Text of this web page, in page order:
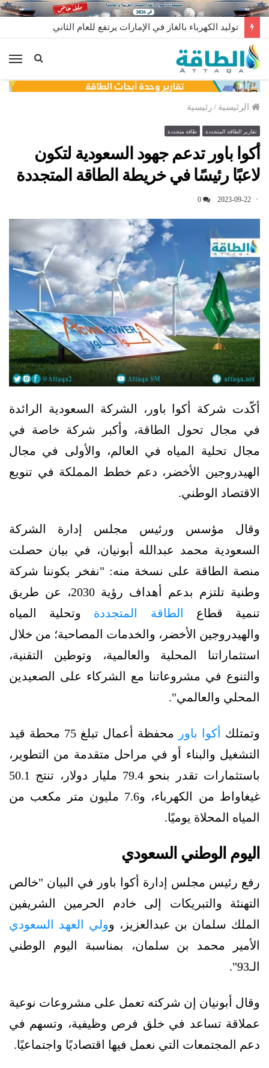
توليد الكهرباء بالغاز في الإمارات يرتفع للعام الثاني
الرئيسية /رئيسية
تقارير الطاقة المتجددة طاقة متجددة
أكوا باور تدعم جهود السعودية لتكون
لاعبًا رئيسًا في خريطة الطاقة المتجددة
2023-09-22
0
أكّدت شركة أكوا باور، الشركة السعودية الرائدة
في مجال تحول الطاقة، وأكبر شركة خاصة في
مجال تحلية المياه في العالم، والأولى في مجال
الهيدروجين الأخضر، دعم خطط المملكة في تنويع
الاقتصاد الوطني.
وقال مؤسس ورئيس مجلس إدارة الشركة
السعودية محمد عبدالله أبونيان، في بيان حصلت
منصة الطاقة على نسخة منه: "نفخر بكوننا شركة
وطنية تلتزم بدعم أهداف رؤية 2030، عن طريق
تنمية قطاع الطاقة المتجددة وتحلية المياه
والهيدروجين الأخضر، والخدمات المصاحبة؛ من خلال
استثماراتنا المحلية والعالمية، وتوطين التقنية،
والتنوع في مشروعاتنا مع الشركاء على الصعيدين
المحلي والعالمي".
وتمتلك أكوا باور
محفظة أعمال تبلغ 75 محطة قيد
التشغيل والبناء أو في مراحل متقدمة من التطوير،
باستثمارات تقدر بنحو 79.4 مليار دولار، تنتج 50.1
غيغاواط من الكهرباء، و7.6 مليون متر مكعب من
المياه المحلاة يوميًا.
اليوم الوطني السعودي
رفع رئيس مجلس إدارة أكوا باور في البيان "خالص
التهنئة والتبريكات إلى خادم الحرمين الشريفين
الملك سلمان بن عبدالعزيز، وولي العهد السعودي
الأمير محمد بن سلمان، بمناسبة اليوم الوطني
الـ93".
وقال أبونيان إن شركته تعمل على مشروعات نوعية
عملاقة تساعد في خلق فرص وظيفية، وتسهم في
دعم المجتمعات التي نعمل فيها اقتصاديًا واجتماعيًا.